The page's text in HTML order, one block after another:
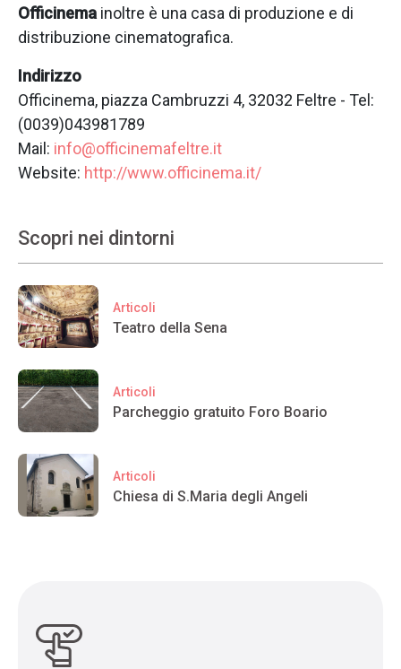
Officinema inoltre è una casa di produzione e di
distribuzione cinematografica.
Indirizzo
Officinema, piazza Cambruzzi 4, 32032 Feltre - Tel:
(0039)043981789
Mail: info@officinemafeltre.it
Website: http://www.officinema.it/
Scopri nei dintorni
Articoli
Teatro della Sena
Articoli
Parcheggio gratuito Foro Boario
Articoli
Chiesa di S.Maria degli Angeli